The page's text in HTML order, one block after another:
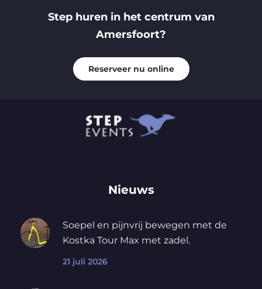
Step huren in het centrum van
Amersfoort?
Reserveer nu online
Nieuws
Soepel en pijnvrij bewegen met de
Kostka Tour Max met zadel.
21 juli 2026